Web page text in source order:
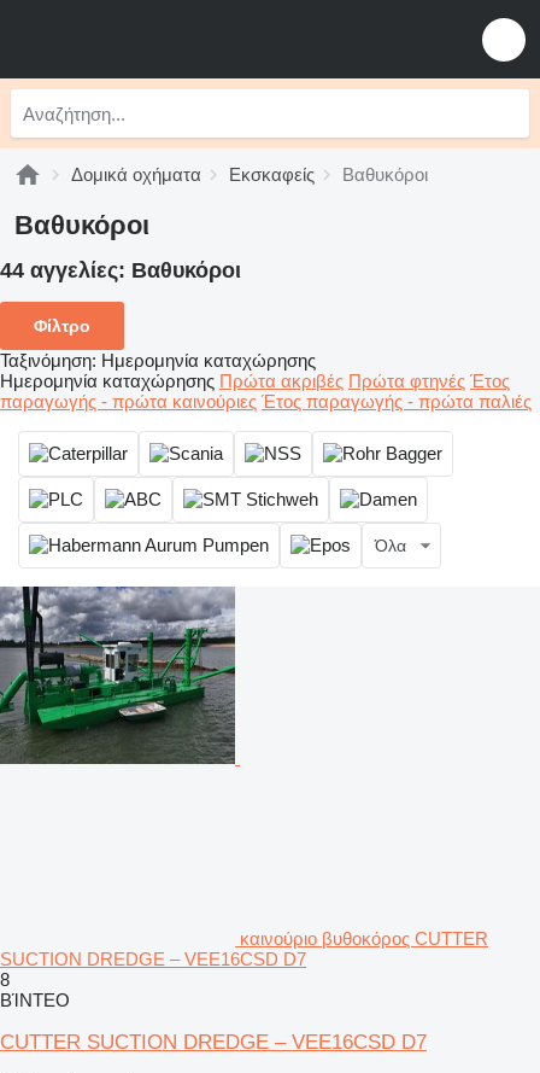
Δομικά οχήματα Εκσκαφείς Βαθυκόροι
Βαθυκόροι
44 αγγελίες: Βαθυκόροι
Φίλτρο
Ταξινόμηση: Ημερομηνία καταχώρησης
Ημερομηνία καταχώρησης Πρώτα ακριβές Πρώτα φτηνές Έτος
παραγωγής - πρώτα καινούριες Έτος παραγωγής - πρώτα παλιές
Όλα
καινούριο βυθοκόρος CUTTER
SUCTION DREDGE – VEE16CSD D7
8
ΒΊΝΤΕΟ
CUTTER SUCTION DREDGE – VEE16CSD D7